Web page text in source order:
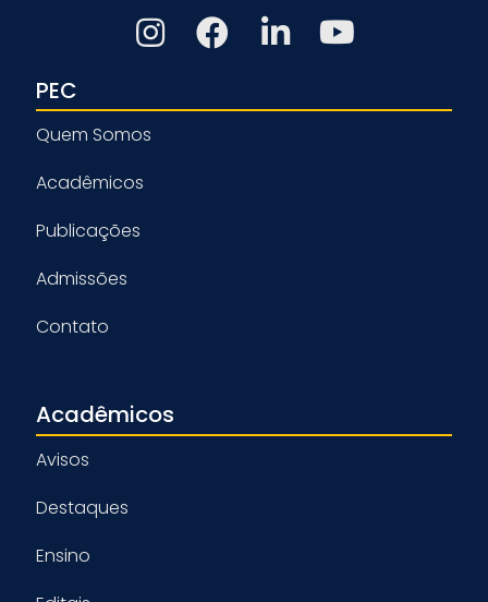
PEC
Quem Somos
Acadêmicos
Publicações
Admissões
Contato
Acadêmicos
Avisos
Destaques
Ensino